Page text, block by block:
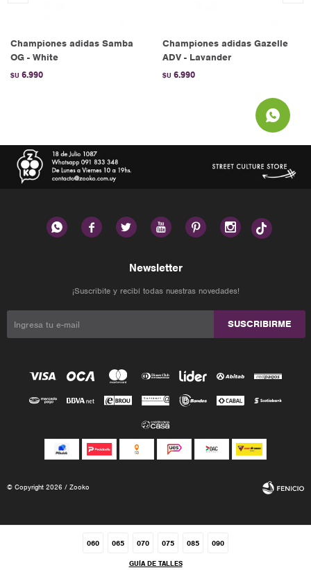
060 065 070 075 085 090
GUÍA DE TALLES
Championes adidas Samba
OG - White
$U 6.990
Championes adidas Gazelle
ADV - Lavander
$U 6.990
     
Newsletter
¡Suscribite y recibí todas nuestras novedades!
SUSCRIBIRME
© Copyright 2026 / Zooko